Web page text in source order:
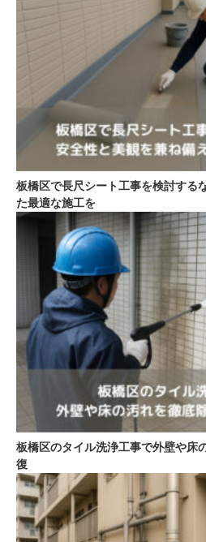
板橋区で長尺シート工事を検討する
た最適な施工を
板橋区のタイル洗浄工事で外壁や床
復